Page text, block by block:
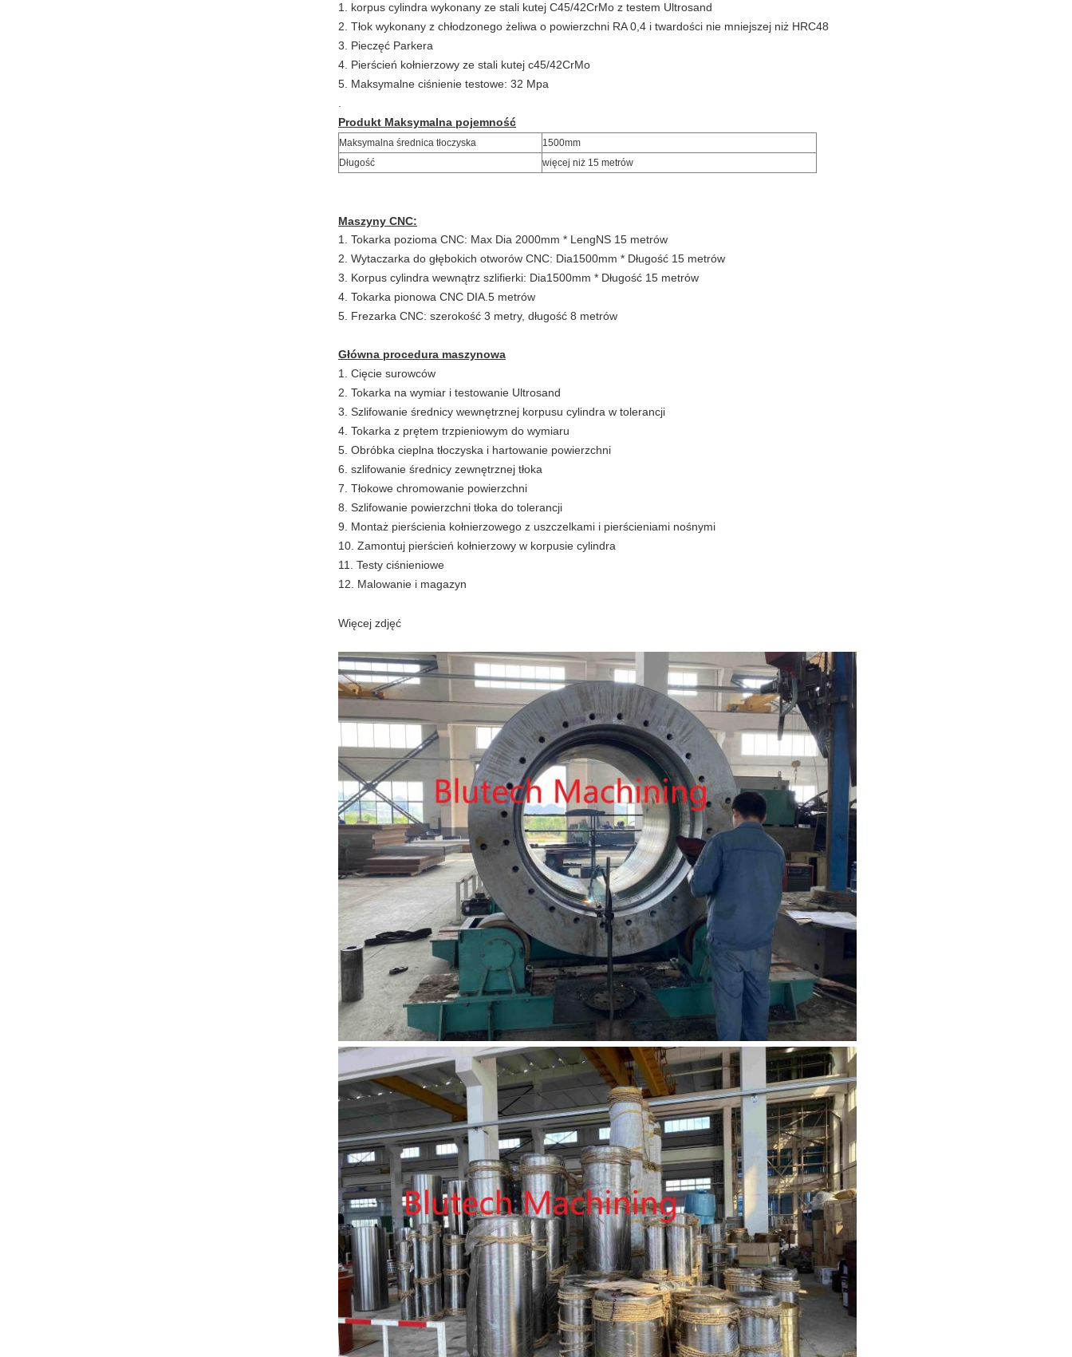
1. korpus cylindra wykonany ze stali kutej C45/42CrMo z testem Ultrosand
2. Tłok wykonany z chłodzonego żeliwa o powierzchni RA 0,4 i twardości nie mniejszej niż HRC48
3. Pieczęć Parkera
4. Pierścień kołnierzowy ze stali kutej c45/42CrMo
5. Maksymalne ciśnienie testowe: 32 Mpa
Produkt Maksymalna pojemność
Maksymalna średnica tłoczyska
1500mm
Długość
więcej niż 15 metrów
Maszyny CNC:
1. Tokarka pozioma CNC: Max Dia 2000mm * LengNS 15 metrów
2. Wytaczarka do głębokich otworów CNC: Dia1500mm * Długość 15 metrów
3. Korpus cylindra wewnątrz szlifierki: Dia1500mm * Długość 15 metrów
4. Tokarka pionowa CNC DIA.5 metrów
5. Frezarka CNC: szerokość 3 metry, długość 8 metrów
Główna procedura maszynowa
1. Cięcie surowców
2. Tokarka na wymiar i testowanie Ultrosand
3. Szlifowanie średnicy wewnętrznej korpusu cylindra w tolerancji
4. Tokarka z prętem trzpieniowym do wymiaru
5. Obróbka cieplna tłoczyska i hartowanie powierzchni
6. szlifowanie średnicy zewnętrznej tłoka
7. Tłokowe chromowanie powierzchni
8. Szlifowanie powierzchni tłoka do tolerancji
9. Montaż pierścienia kołnierzowego z uszczelkami i pierścieniami nośnymi
10. Zamontuj pierścień kołnierzowy w korpusie cylindra
11. Testy ciśnieniowe
12. Malowanie i magazyn
Więcej zdjęć